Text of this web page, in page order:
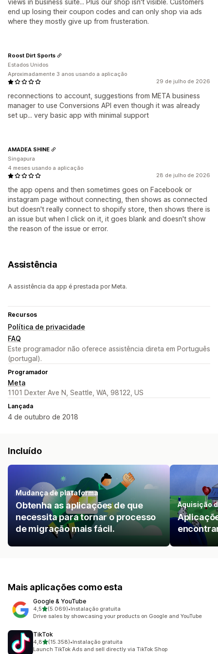
views in business suite... Plus our shop isn't visible. Customers
end up losing their coupon codes and can only shop via ads
where they mostly give up from frusteration.
29 de julho de 2026
reconnections to account, suggestions from META business
manager to use Conversions API even though it was already
set up... very basic app with minimal support
Roost Dirt Sports
Estados Unidos
Aproximadamente 3 anos usando a aplicação
28 de julho de 2026
the app opens and then sometimes goes on Facebook or
instagram page without connecting, then shows as connected
but doesn't really connect to shopify store, then shows there is
an issue but when I click on it, it goes blank and doesn't show
the reason of the issue or error.
AMADEA SHINE
Singapura
4 meses usando a aplicação
Assistência
A assistência da app é prestada por Meta.
Recursos
Política de privacidade
FAQ
Este programador não oferece assistência direta em Português
(portugal).
Programador
Meta
1101 Dexter Ave N, Seattle, WA, 98122, US
Lançada
4 de outubro de 2018
Incluído
Mudança de plataforma
Obtenha as aplicações de que
necessita para tornar o processo
de migração mais fácil.
Aquisição
Mais aplicações como esta
Google & YouTube
4,5de 5 estrelas
(5.069)
5069 total de avaliações
•Instalação gratuita
Drive sales by showcasing your products on Google and YouTube
TikTok
4,8de 5 estrelas
(15.358)
15358 total de avaliações
•Instalação gratuita
Launch TikTok Ads and sell directly via TikTok Shop